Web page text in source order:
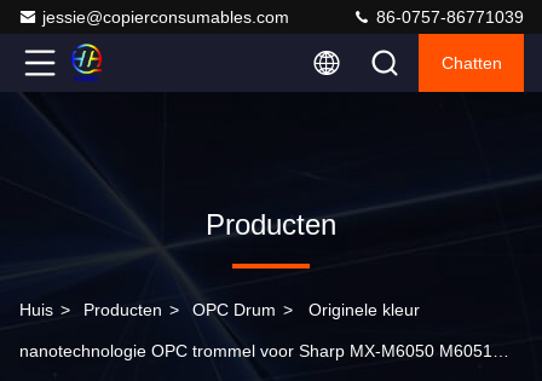
jessie@copierconsumables.com 86-0757-86771039
Chatten
Producten
Huis > Producten > OPC Drum > Originele kleur
nanotechnologie OPC trommel voor Sharp MX-M6050 M6051